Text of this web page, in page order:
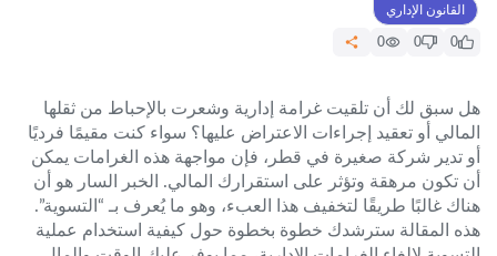
القانون الإداري
0
0
0
هل سبق لك أن تلقيت غرامة إدارية وشعرت بالإحباط من ثقلها
المالي أو تعقيد إجراءات الاعتراض عليها؟ سواء كنت مقيمًا فرديًا
أو تدير شركة صغيرة في قطر، فإن مواجهة هذه الغرامات يمكن
أن تكون مرهقة وتؤثر على استقرارك المالي. الخبر السار هو أن
هناك غالبًا طريقًا لتخفيف هذا العبء، وهو ما يُعرف بـ “التسوية”.
هذه المقالة سترشدك خطوة بخطوة حول كيفية استخدام عملية